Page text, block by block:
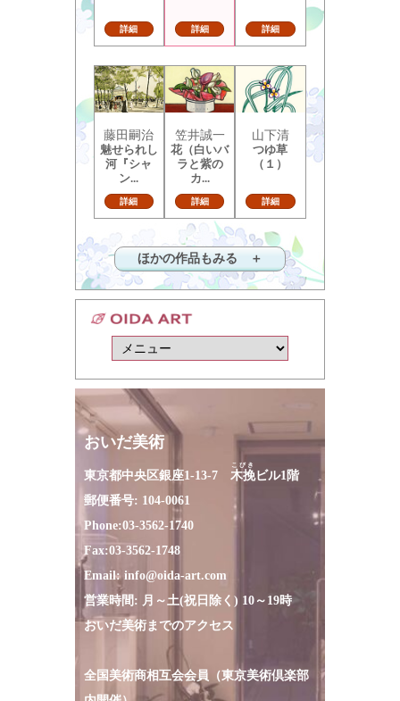
詳細 詳細 詳細
藤田嗣治
魅せられし
河『シャ
ン...
詳細
笠井誠一
花（白いバ
ラと紫の
カ...
詳細
山下清
つゆ草
（１）
詳細
ほかの作品もみる ＋
おいだ美術
東京都中央区銀座1-13-7 木挽
こびき
ビル1階
郵便番号: 104-0061
Phone:03-3562-1740
Fax:03-3562-1748
Email: info@oida-art.com
営業時間: 月～土(祝日除く) 10～19時
おいだ美術までのアクセス
全国美術商相互会会員（東京美術倶楽部